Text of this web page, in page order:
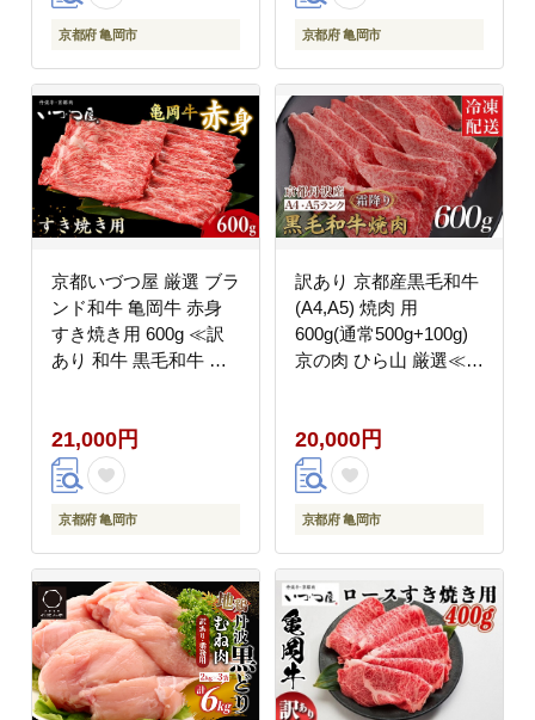
京都府 亀岡市 京都府 亀岡市
京都いづつ屋 厳選 ブラ
ンド和牛 亀岡牛 赤身
すき焼き用 600g ≪訳
あり 和牛 黒毛和牛 牛
21,000円
京都府 亀岡市
訳あり 京都産黒毛和牛
(A4,A5) 焼肉 用
600g(通常500g+100g)
京の肉 ひら山 厳選≪生
波産 ふるさと納税牛肉
≫
20,000円
京都府 亀岡市